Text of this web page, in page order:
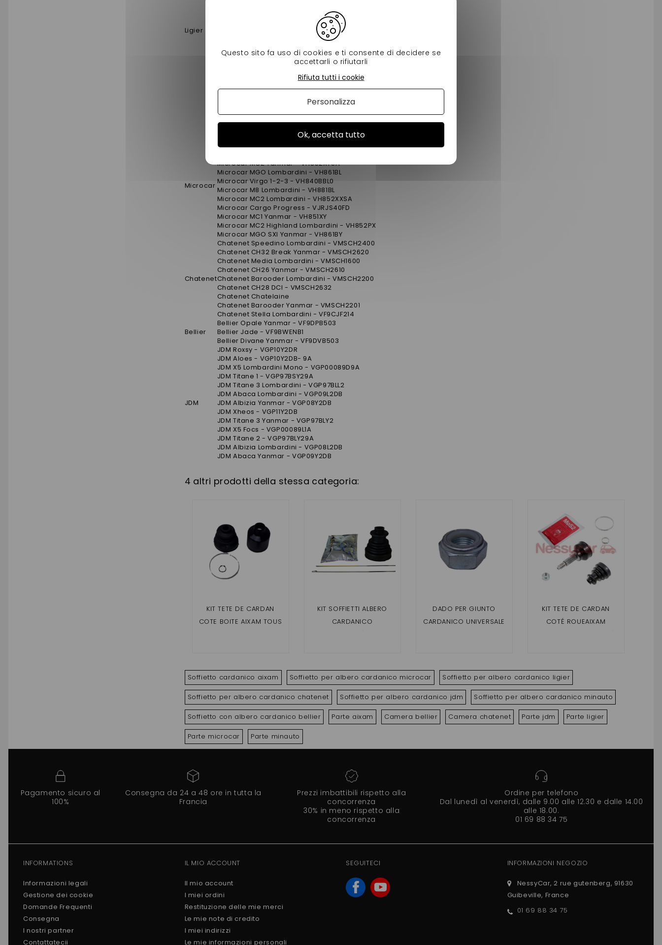
Ligier
Ligier Optimax DCI - VJRJS40CR
Ligier Optimax Progress - VJRJS40FD
Ligier XTOO RS MPE - VJRJS44MP
Ligier IXO Progress - VJRJS36FD
Ligier XTOO 1 - VJRJS28FD
Ligier Be up - VJRJS22FE
Ligier XTOO Max MPE - VJRJS32MP
Ligier XTOO Max - VJRJS32FD
Ligier Xpro - VJRJS3002
Ligier XTOO R MPE - VJRJS34MP
Microcar
Microcar MC1 Lombardini - VH851XLSA
Microcar M8 DCI - VH881BC
Microcar MC2 Yanmar - VH852XYSA
Microcar MGO Lombardini - VH861BL
Microcar Virgo 1-2-3 - VH840BBL0
Microcar M8 Lombardini - VH881BL
Microcar MC2 Lombardini - VH852XXSA
Microcar Cargo Progress - VJRJS40FD
Microcar MC1 Yanmar - VH851XY
Microcar MC2 Highland Lombardini - VH852PX
Microcar MGO SXI Yanmar - VH861BY
Chatenet
Chatenet Speedino Lombardini - VMSCH2400
Chatenet CH32 Break Yanmar - VMSCH2620
Chatenet Media Lombardini - VMSCH1600
Chatenet CH26 Yanmar - VMSCH2610
Chatenet Barooder Lombardini - VMSCH2200
Chatenet CH28 DCI - VMSCH2632
Chatenet Chatelaine
Chatenet Barooder Yanmar - VMSCH2201
Chatenet Stella Lombardini - VF9CJF214
Bellier
Bellier Opale Yanmar - VF9DPB503
Bellier Jade - VF9BWENB1
Bellier Divane Yanmar - VF9DVB503
JDM
JDM Roxsy - VGP10Y2DR
JDM Aloes - VGP10Y2DB- 9A
JDM X5 Lombardini Mono - VGP00089D9A
JDM Titane 1 - VGP97BSY29A
JDM Titane 3 Lombardini - VGP97BLL2
JDM Abaca Lombardini - VGP09L2DB
JDM Albizia Yanmar - VGP08Y2DB
JDM Xheos - VGP11Y2DB
JDM Titane 3 Yanmar - VGP97BLY2
JDM X5 Focs - VGP00089L1A
JDM Titane 2 - VGP97BLY29A
JDM Albizia Lombardini - VGP08L2DB
JDM Abaca Yanmar - VGP09Y2DB
4 altri prodotti della stessa categoria:
KIT TETE DE CARDAN
COTE BOITE AIXAM TOUS
KIT SOFFIETTI ALBERO
CARDANICO
BELLIER UNIVERSEL
DADO PER GIUNTO
CARDANICO UNIVERSALE
KIT TETE DE CARDAN
COTÉ ROUEAIXAM
Soffietto cardanico aixam Soffietto per albero cardanico microcar Soffietto per albero cardanico ligier
Soffietto per albero cardanico chatenet Soffietto per albero cardanico jdm Soffietto per albero cardanico minauto
Soffietto con albero cardanico bellier Parte aixam Camera bellier Camera chatenet Parte jdm Parte ligier
Parte microcar Parte minauto
Pagamento sicuro al
100%
Consegna da 24 a 48 ore in tutta la
Francia
Prezzi imbattibili rispetto alla
concorrenza
30% in meno rispetto alla
concorrenza
Ordine per telefono
Dal lunedì al venerdì, dalle 9.00 alle 12.30 e dalle 14.00
alle 18.00.
01 69 88 34 75
INFORMATIONS
Informazioni legali
Gestione dei cookie
Domande Frequenti
Consegna
I nostri partner
Contattatecii
IL MIO ACCOUNT
Il mio account
I miei ordini
Restituzione delle mie merci
Le mie note di credito
I miei indirizzi
Le mie informazioni personali
SEGUITECI INFORMAZIONI NEGOZIO
NessyCar, 2 rue gutenberg, 91630
Guibeville, France
01 69 88 34 75
Questo sito fa uso di cookies e ti consente di decidere se
accettarli o rifiutarli
Ok, accetta tutto
Rifiuta tutti i cookie
Personalizza